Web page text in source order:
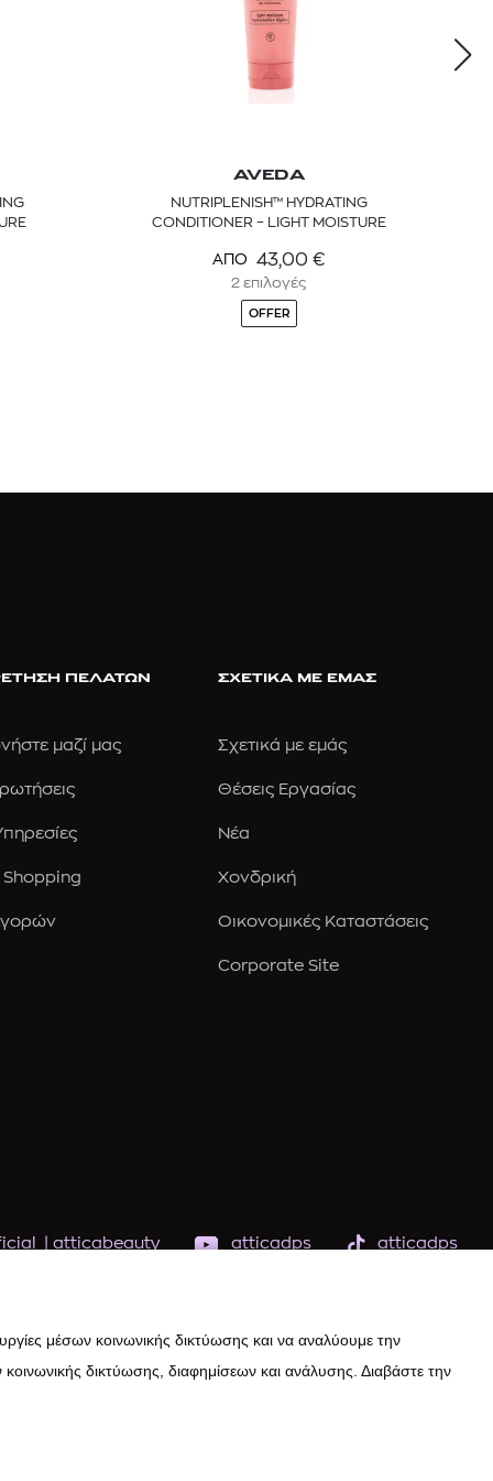
AVEDA
NUTRIPLENISH™ HYDRATING
CONDITIONER – LIGHT MOISTURE
ΑΠΟ 43,00 €
2 επιλογές
OFFER
ΠΕΛΑΤΩΝ
μαζί μας
ΣΧΕΤΙΚΑ ΜΕ ΕΜΑΣ
Σχετικά με εμάς
Θέσεις Εργασίας
Νέα
Χονδρική
Οικονομικές Καταστάσεις
Corporate Site
atticabeauty atticadps atticadps
μέσων κοινωνικής δικτύωσης και να αναλύουμε την
δικτύωσης, διαφημίσεων και ανάλυσης. Διαβάστε την